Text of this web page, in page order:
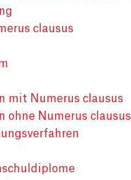
clausus
mit Numerus clausus
ohne Numerus clausus